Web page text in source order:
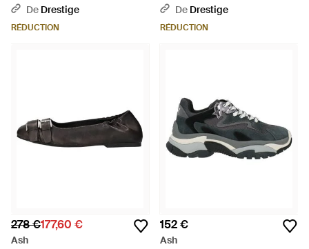
Marron
De Drestige
RÉDUCTION
Marron
De Drestige
RÉDUCTION
278 €177,60 €
Ash
152 €
Ash